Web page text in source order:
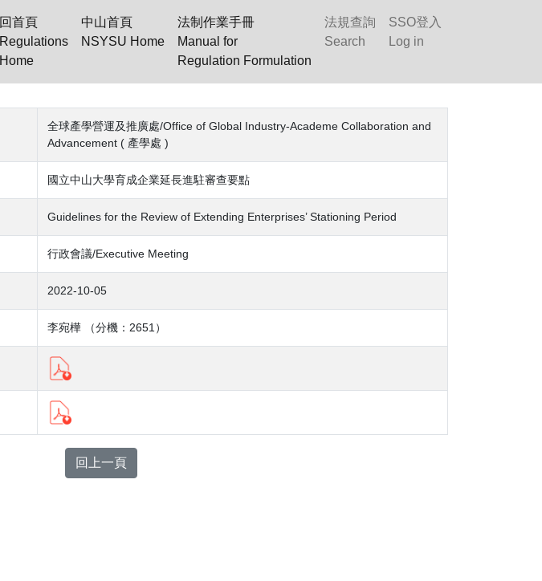
回首頁
Regulations
Home
中山首頁
NSYSU Home
法制作業手冊
Manual for
Regulation Formulation
法規查詢
Search
SSO登入
Log in
全球產學營運及推廣處/Office of Global Industry-Academe Collaboration and
Advancement ( 產學處 )
國立中山大學育成企業延長進駐審查要點
Guidelines for the Review of Extending Enterprises’ Stationing Period
行政會議/Executive Meeting
2022-10-05
李宛樺 （分機：2651）
回上一頁